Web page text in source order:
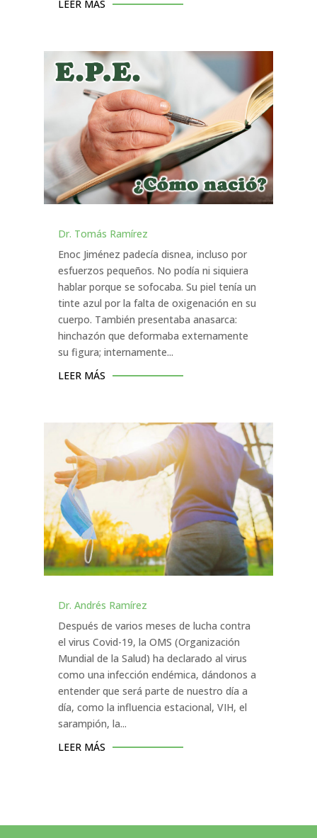
LEER MÁS
Dr. Tomás Ramírez
Enoc Jiménez padecía disnea, incluso por
esfuerzos pequeños. No podía ni siquiera
hablar porque se sofocaba. Su piel tenía un
tinte azul por la falta de oxigenación en su
cuerpo. También presentaba anasarca:
hinchazón que deformaba externamente
su figura; internamente...
LEER MÁS
Dr. Andrés Ramírez
Después de varios meses de lucha contra
el virus Covid-19, la OMS (Organización
Mundial de la Salud) ha declarado al virus
como una infección endémica, dándonos a
entender que será parte de nuestro día a
día, como la influencia estacional, VIH, el
sarampión, la...
LEER MÁS